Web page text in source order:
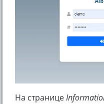
На странице